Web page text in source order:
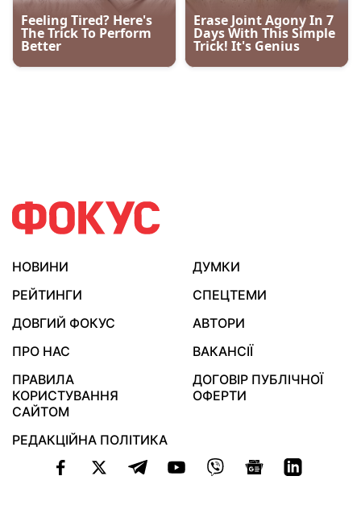
НОВИНИ
ДУМКИ
РЕЙТИНГИ
СПЕЦТЕМИ
ДОВГИЙ ФОКУС
АВТОРИ
ПРО НАС
ВАКАНСІЇ
ПРАВИЛА
КОРИСТУВАННЯ
САЙТОМ
ДОГОВІР ПУБЛІЧНОЇ
ОФЕРТИ
РЕДАКЦІЙНА ПОЛІТИКА